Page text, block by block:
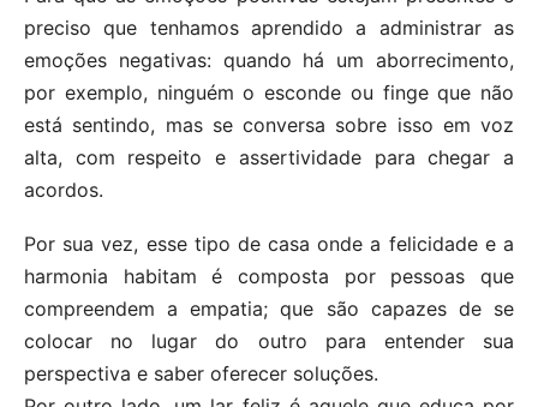
preciso que tenhamos aprendido a administrar as
emoções negativas: quando há um aborrecimento,
por exemplo, ninguém o esconde ou finge que não
está sentindo, mas se conversa sobre isso em voz
alta, com respeito e assertividade para chegar a
acordos.
Por sua vez, esse tipo de casa onde a felicidade e a
harmonia habitam é composta por pessoas que
compreendem a empatia; que são capazes de se
colocar no lugar do outro para entender sua
perspectiva e saber oferecer soluções.